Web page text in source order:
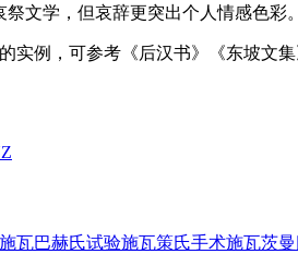
文学，但哀辞更突出个人情感色彩。
实例，可参考《后汉书》《东坡文
Z
施瓦巴赫氏试验施瓦策氏手术施瓦茨